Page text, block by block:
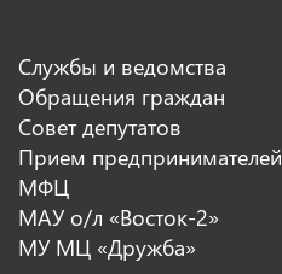
Службы и ведомства
Обращения граждан
Совет депутатов
Прием предпринимателей
МФЦ
МАУ о/л «Восток-2»
МУ МЦ «Дружба»